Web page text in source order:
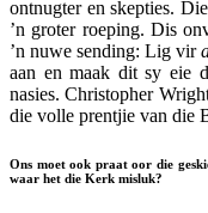
ontnugter en skepties.
’n groter roeping. Dis
’n nuwe sending: Lig vir
aan en maak dit sy eie
nasies. Christopher
die volle prentjie van die
Ons moet ook praat oor die
waar het die Kerk misluk?